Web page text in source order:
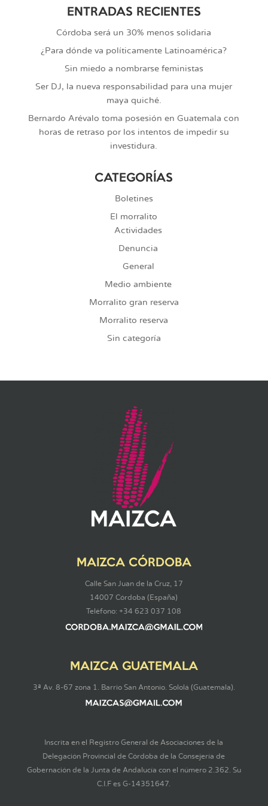
ENTRADAS RECIENTES
Córdoba será un 30% menos solidaria
¿Para dónde va políticamente Latinoamérica?
Sin miedo a nombrarse feministas
Ser DJ, la nueva responsabilidad para una mujer
maya quiché.
Bernardo Arévalo toma posesión en Guatemala con
horas de retraso por los intentos de impedir su
investidura.
CATEGORÍAS
Boletines
El morralito
Actividades
Denuncia
General
Medio ambiente
Morralito gran reserva
Morralito reserva
Sin categoría
MAIZCA CÓRDOBA
Calle San Juan de la Cruz, 17
14007 Córdoba (España)
Teléfono: +34 623 037 108
MAIZCA GUATEMALA
3ª Av. 8-67 zona 1. Barrio San Antonio. Sololá (Guatemala).
Inscrita en el Registro General de Asociaciones de la
Delegación Provincial de Córdoba de la Consejería de
Gobernación de la Junta de Andalucía con el número 2.362. Su
C.I.F es G-14351647.